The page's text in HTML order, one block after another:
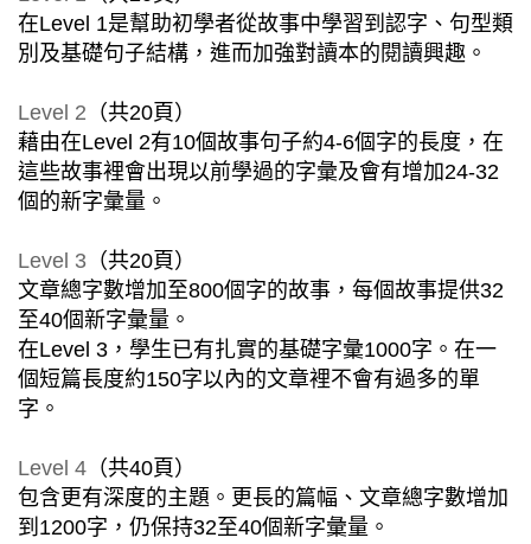
在Level 1是幫助初學者從故事中學習到認字、句型類
別及基礎句子結構，進而加強對讀本的閱讀興趣。
Level 2 （共20頁）
藉由在Level 2有10個故事句子約4-6個字的長度，在
這些故事裡會出現以前學過的字彙及會有增加24-32
個的新字彙量。
Level 3 （共20頁）
文章總字數增加至800個字的故事，每個故事提供32
至40個新字彙量。
在Level 3，學生已有扎實的基礎字彙1000字。在一
個短篇長度約150字以內的文章裡不會有過多的單
字。
Level 4 （共40頁）
包含更有深度的主題。更長的篇幅、文章總字數增加
到1200字，仍保持32至40個新字彙量。